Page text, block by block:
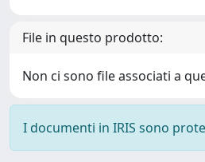
File in questo prodotto:
Non ci sono file associati a
I documenti in IRIS sono